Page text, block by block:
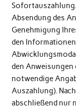
Absendung des
Genehmigung
den
den Anweisungen
notwendige
Auszahlung).
abschließend nur